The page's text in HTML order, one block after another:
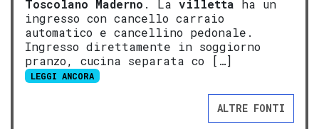
Toscolano Maderno . La villetta ha un
ingresso con cancello carraio
automatico e cancellino pedonale.
Ingresso direttamente in soggiorno
pranzo, cucina separata co […]
LEGGI ANCORA
ALTRE FONTI